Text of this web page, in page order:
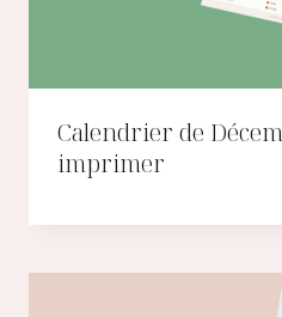
Calendrier de
imprimer